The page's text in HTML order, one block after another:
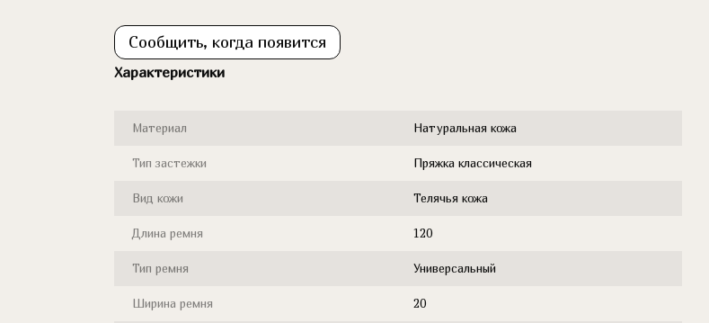
Сообщить, когда появится
Характеристики
Материал Натуральная кожа
Тип застежки Пряжка классическая
Вид кожи Телячья кожа
Длина ремня 120
Тип ремня Универсальный
Ширина ремня 20